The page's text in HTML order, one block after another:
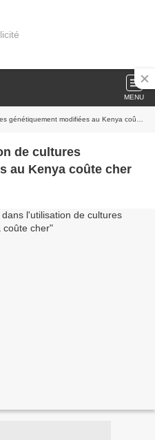
MENU
modifiées au Kenya coûte cher
de cultures
au Kenya coûte cher